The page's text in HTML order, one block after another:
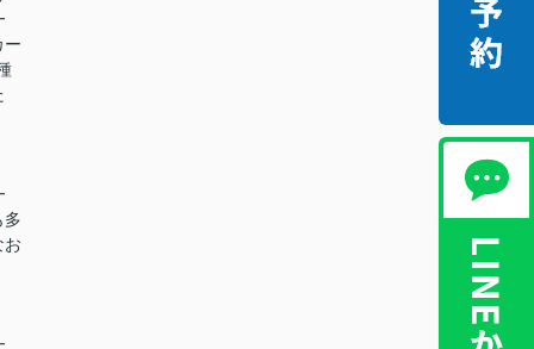
ー
多
お